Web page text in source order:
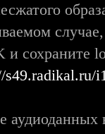
сохраните
s49.radikal.ru/